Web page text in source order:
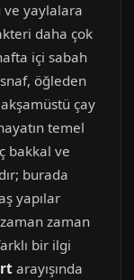
ve yaylalara
daha çok
içi sabah
öğleden
çay
temel
bakkal ve
burada
yapılar
zaman
bir ilgi
arayışında